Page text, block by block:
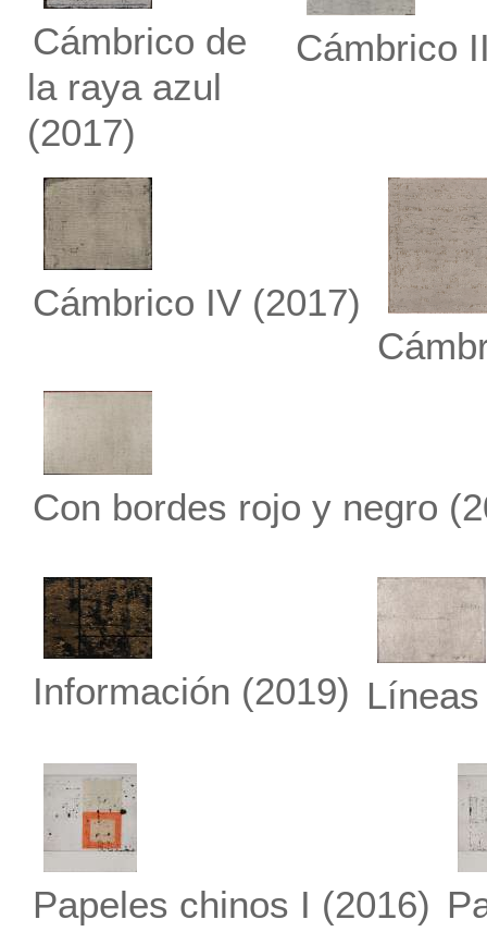
Cámbrico de
la raya azul
(2017)
Cámbrico
Cámbrico IV (2017)
Con bordes rojo y negro
Información (2019) Líneas
Papeles chinos I (2016)